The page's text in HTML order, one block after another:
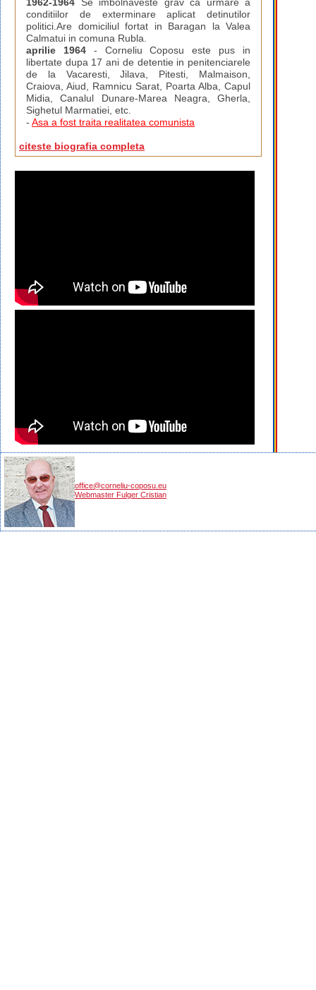
conditiilor de exterminare aplicat detinutilor
politici.Are domiciliul fortat in Baragan la Valea
Calmatui in comuna Rubla.
aprilie 1964- Corneliu Coposu este pus in
libertate dupa 17 ani de detentie in penitenciarele
de la Vacaresti, Jilava, Pitesti, Malmaison,
Craiova, Aiud, Ramnicu Sarat, Poarta Alba, Capul
Midia, Canalul Dunare-Marea Neagra, Gherla,
Sighetul Marmatiei, etc.
- Asa a fost traita realitatea comunista
citeste biografia completa
office@corneliu-coposu.eu
Webmaster Fulger Cristian